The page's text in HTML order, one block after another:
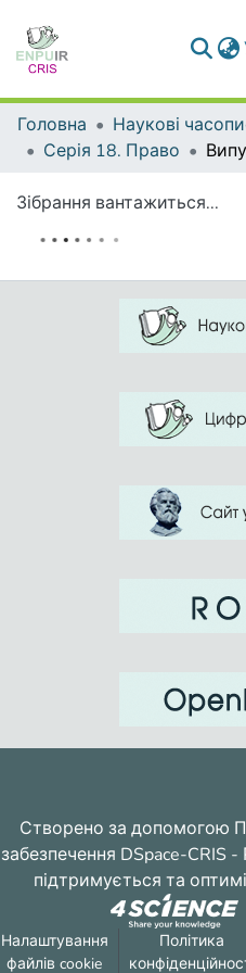
Головна
Серія 18. Право
Зібрання вантажиться...
Створено за допомогою
забезпечення DSpace-CRIS -
підтримується та
Налаштування
файлів cookie
Політика